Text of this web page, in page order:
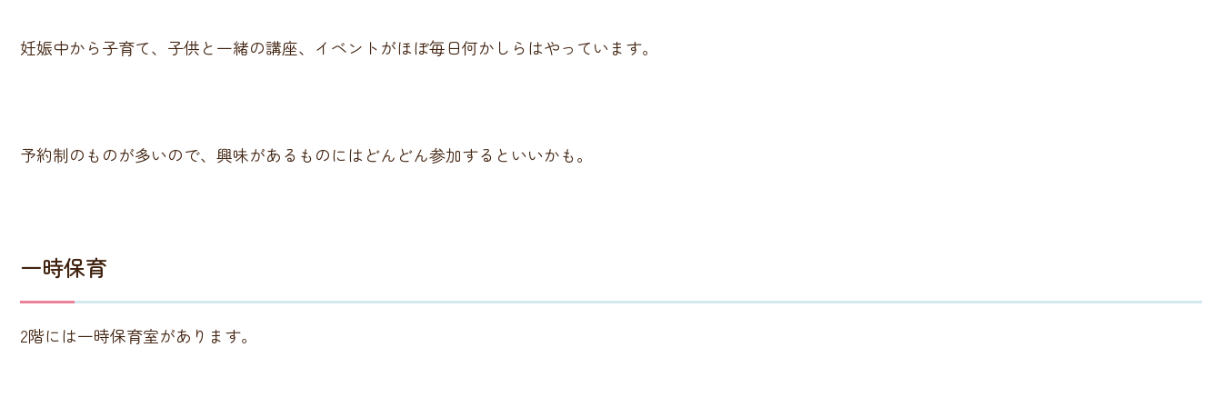
妊娠中から子育て、子供と一緒の講座、イベントがほぼ毎日何かしらはやっています。
予約制のものが多いので、興味があるものにはどんどん参加するといいかも。
一時保育
2階には一時保育室があります。